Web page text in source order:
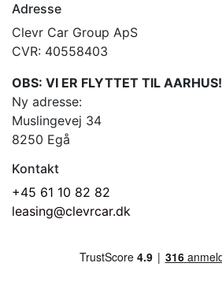
Adresse
Clevr Car Group ApS
CVR: 40558403
OBS: VI ER FLYTTET TIL AARHUS!
Ny adresse:
Muslingevej 34
8250 Egå
Kontakt
+45 61 10 82 82
leasing@clevrcar.dk